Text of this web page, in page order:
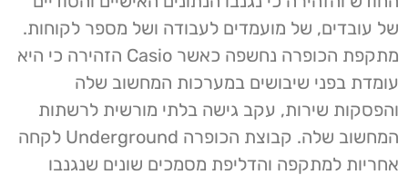
של עובדים, של מועמדים לעבודה ושל מספר לקוחות.
מתקפת הכופרה נחשפה כאשר Casio הזהירה כי היא
עומדת בפני שיבושים במערכות המחשוב שלה
והפסקות שירות, עקב גישה בלתי מורשית לרשתות
המחשוב שלה. קבוצת הכופרה Underground לקחה
אחריות למתקפה והדליפת מסמכים שונים שנגנבו